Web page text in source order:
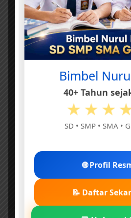
Bimbel
40+ Tahun
SD • SMP • SMA •
🌐 Profil
📝 Daftar